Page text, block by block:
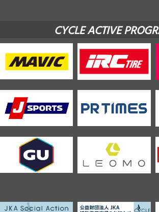
CYCLE ACTIVE